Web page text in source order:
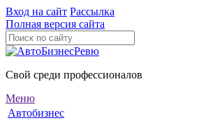
Вход на сайт Рассылка
Полная версия сайта
Свой среди профессионалов
Меню
Автобизнес